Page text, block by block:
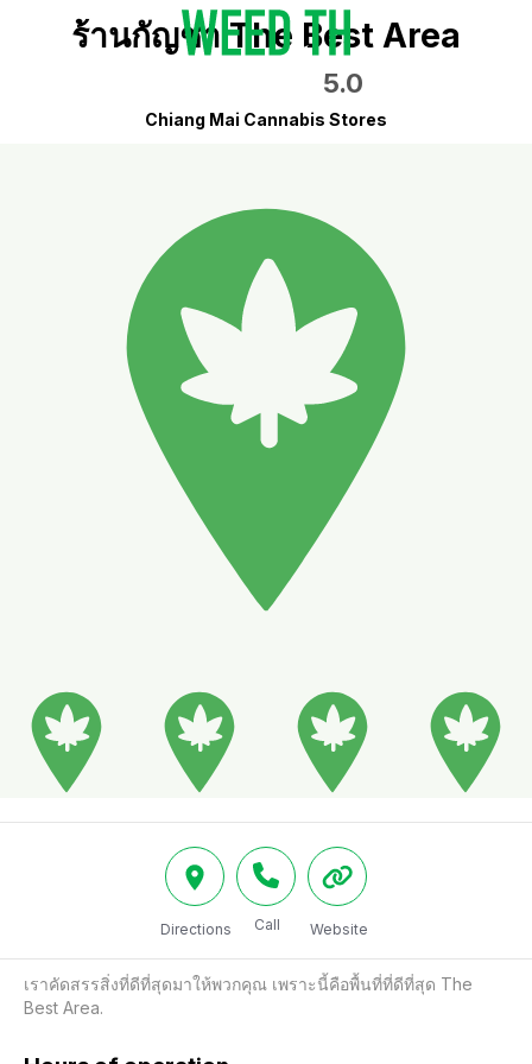
ร้านกัญชา The Best Area
5.0
Chiang Mai Cannabis Stores
Directions Call Website
เราคัดสรรสิ่งที่ดีที่สุดมาให้พวกคุณ เพราะนี้คือพื้นที่ที่ดีที่สุด The
Best Area.